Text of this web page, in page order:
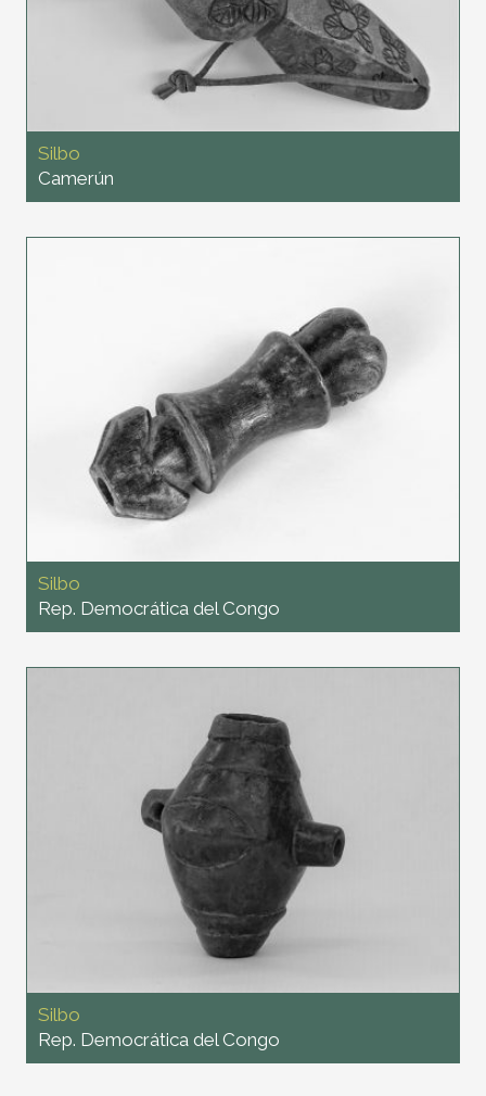
Silbo
Camerún
Silbo
Rep. Democrática del Congo
Silbo
Rep. Democrática del Congo